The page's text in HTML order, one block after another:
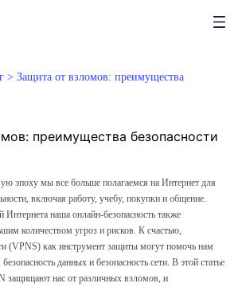
> Защита от взломов: преимущества
преимущества безопасности
эпоху мы все больше полагаемся на Интернет для
включая работу, учебу, покупки и общение.
Интернета наша онлайн-безопасность также
количеством угроз и рисков. К счастью,
(VPNS) как инструмент защиты могут помочь нам
данных и безопасность сети. В этой статье
защищают нас от различных взломов, и